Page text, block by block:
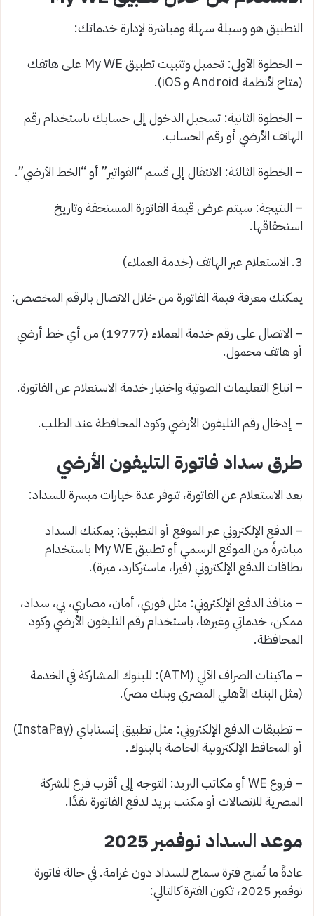
التطبيق هو وسيلة سهلة ومباشرة لإدارة خدماتك:
– الخطوة الأولى: تحميل وتثبيت تطبيق My WE على هاتفك
(متاح لأنظمة Android و iOS).
– الخطوة الثانية: تسجيل الدخول إلى حسابك باستخدام رقم
الهاتف الأرضي أو رقم الحساب.
– الخطوة الثالثة: الانتقال إلى قسم “الفواتير” أو “الخط الأرضي”.
– النتيجة: سيتم عرض قيمة الفاتورة المستحقة وتاريخ
استحقاقها.
3. الاستعلام عبر الهاتف (خدمة العملاء)
يمكنك معرفة قيمة الفاتورة من خلال الاتصال بالرقم المخصص:
– الاتصال على رقم خدمة العملاء (19777) من أي خط أرضي
أو هاتف محمول.
– اتباع التعليمات الصوتية واختيار خدمة الاستعلام عن الفاتورة.
– إدخال رقم التليفون الأرضي وكود المحافظة عند الطلب.
طرق سداد فاتورة التليفون الأرضي
بعد الاستعلام عن الفاتورة، تتوفر عدة خيارات ميسرة للسداد:
– الدفع الإلكتروني عبر الموقع أو التطبيق: يمكنك السداد
مباشرةً من الموقع الرسمي أو تطبيق My WE باستخدام
بطاقات الدفع الإلكتروني (فيزا، ماستركارد، ميزة).
– منافذ الدفع الإلكتروني: مثل فوري، أمان، مصاري، بي، سداد،
ممكن، خدماتي وغيرها، باستخدام رقم التليفون الأرضي وكود
المحافظة.
– ماكينات الصراف الآلي (ATM): للبنوك المشاركة في الخدمة
(مثل البنك الأهلي المصري وبنك مصر).
– تطبيقات الدفع الإلكتروني: مثل تطبيق إنستاباي (InstaPay)
أو المحافظ الإلكترونية الخاصة بالبنوك.
– فروع WE أو مكاتب البريد: التوجه إلى أقرب فرع للشركة
المصرية للاتصالات أو مكتب بريد لدفع الفاتورة نقدًا.
موعد السداد نوفمبر 2025
عادةً ما تُمنح فترة سماح للسداد دون غرامة. في حالة فاتورة
نوفمبر 2025، تكون الفترة كالتالي: